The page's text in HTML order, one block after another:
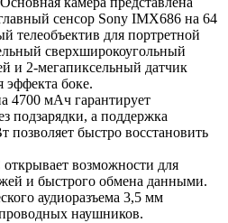
сенсор Sony IMX686 на 64
телеобъектив для портретной
сверхширокоугольный
и 2-мегапиксельный датчик
эффекта боке.
4700 мАч гарантирует
подзарядки, а поддержка
позволяет быстро восстановить
возможности для
и быстрого обмена данными.
аудиоразъема 3,5 мм
наушников.